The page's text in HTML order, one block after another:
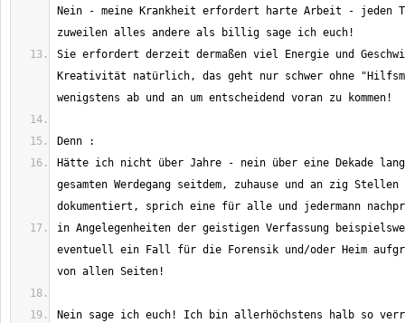
Nein - meine Krankheit erfordert harte Arbeit - jeden
Sie erfordert derzeit dermaßen viel Energie und
Kreativität natürlich, das geht nur schwer ohne
Hätte ich nicht über Jahre - nein über eine Dekade
gesamten Werdegang seitdem, zuhause und an zig
in Angelegenheiten der geistigen Verfassung
eventuell ein Fall für die Forensik und/oder Heim
Nein sage ich euch! Ich bin allerhöchstens halb so